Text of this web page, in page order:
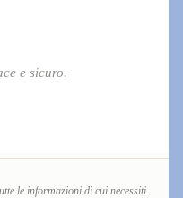
e sicuro.
le informazioni di cui necessiti.